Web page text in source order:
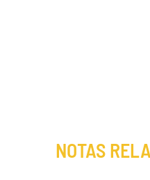
NOTAS